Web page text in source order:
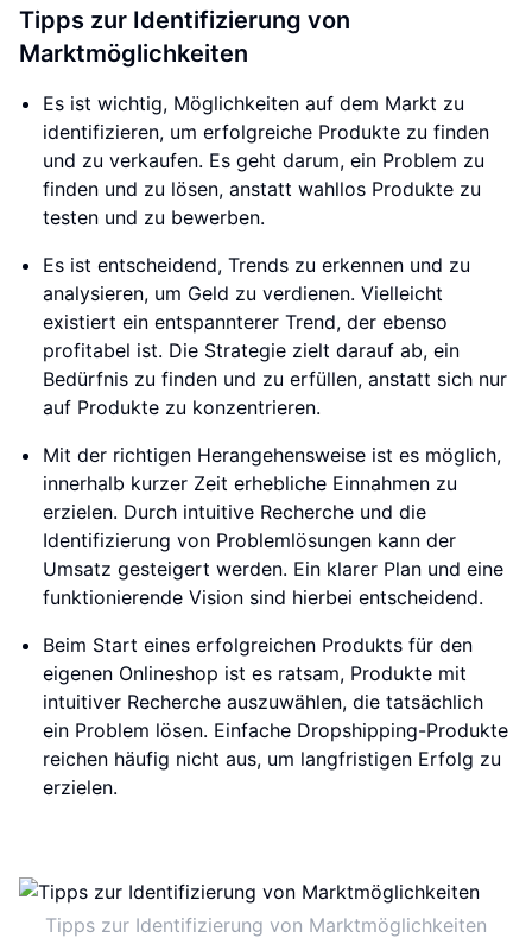
Tipps zur Identifizierung von
Marktmöglichkeiten
Es ist wichtig, Möglichkeiten auf dem Markt zu
identifizieren, um erfolgreiche Produkte zu finden
und zu verkaufen. Es geht darum, ein Problem zu
finden und zu lösen, anstatt wahllos Produkte zu
testen und zu bewerben.
Es ist entscheidend, Trends zu erkennen und zu
analysieren, um Geld zu verdienen. Vielleicht
existiert ein entspannterer Trend, der ebenso
profitabel ist. Die Strategie zielt darauf ab, ein
Bedürfnis zu finden und zu erfüllen, anstatt sich nur
auf Produkte zu konzentrieren.
Mit der richtigen Herangehensweise ist es möglich,
innerhalb kurzer Zeit erhebliche Einnahmen zu
erzielen. Durch intuitive Recherche und die
Identifizierung von Problemlösungen kann der
Umsatz gesteigert werden. Ein klarer Plan und eine
funktionierende Vision sind hierbei entscheidend.
Beim Start eines erfolgreichen Produkts für den
eigenen Onlineshop ist es ratsam, Produkte mit
intuitiver Recherche auszuwählen, die tatsächlich
ein Problem lösen. Einfache Dropshipping-Produkte
reichen häufig nicht aus, um langfristigen Erfolg zu
erzielen.
Tipps zur Identifizierung von Marktmöglichkeiten